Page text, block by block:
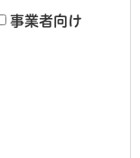
事業者向け